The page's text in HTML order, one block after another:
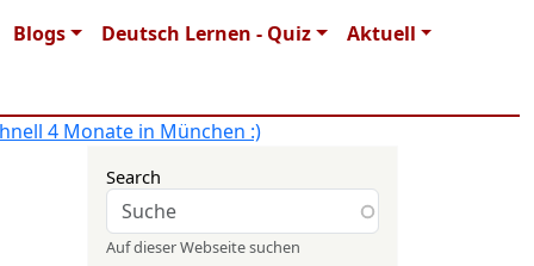
Blogs Deutsch Lernen - Quiz Aktuell
4 Monate in München :)
Search
Auf dieser Webseite suchen